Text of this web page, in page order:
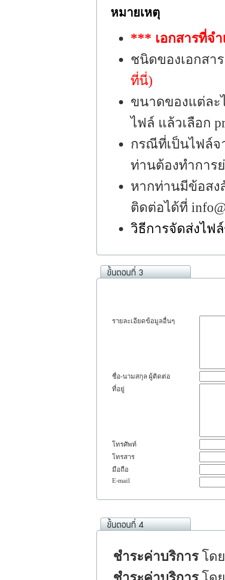
หมายเหตุ
*** เอกสารที่จ
ชนิดของเอกสา
ที่นี่)
ขนาดของแต่ละ
ไฟล์ แล้วเลือก
กรณีที่เป็นไฟล์
ท่านต้องทำการ
หากท่านมีข้อสง
ติดต่อได้ที่
วิธีการจัดส่งไฟ
รายละเอียดข้อมูลอื่นๆ
ชื่อ-นามสกุล ผู้ติดต่อ
ที่อยู่
โทรศัพท์
โทรสาร
มือถือ
E-mail
ชำระค่าบริการโด